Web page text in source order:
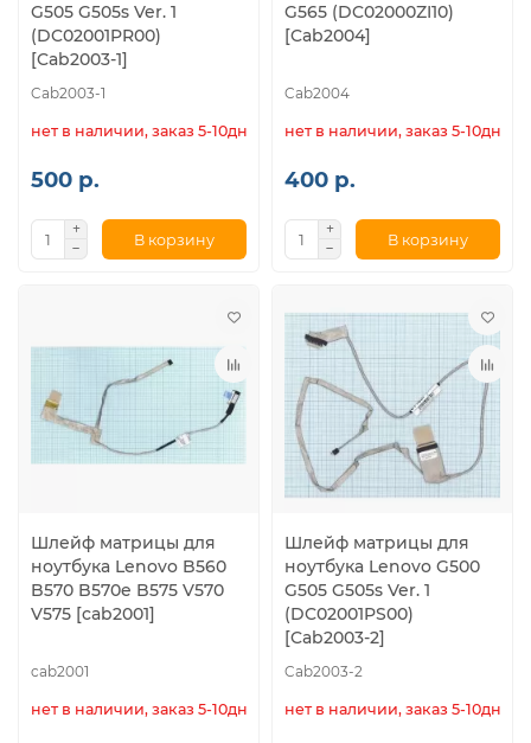
G505 G505s Ver. 1
(DC02001PR00)
[Cab2003-1]
Cab2003-1
нет в наличии, заказ 5-10дн.
500 р.
В корзину
G565 (DC02000ZI10)
[Cab2004]
Cab2004
нет в наличии, заказ 5-10дн.
400 р.
В корзину
Шлейф матрицы для
ноутбука Lenovo B560
B570 B570e B575 V570
V575 [cab2001]
cab2001
нет в наличии, заказ 5-10дн.
Шлейф матрицы для
ноутбука Lenovo G500
G505 G505s Ver. 1
(DC02001PS00)
[Cab2003-2]
Cab2003-2
нет в наличии, заказ 5-10дн.